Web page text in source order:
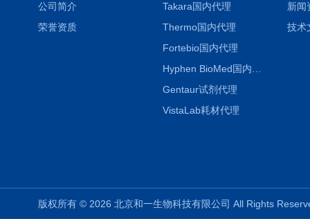
公司简介
荣誉资质
Takara国内代理
Thermo国内代理
Fortebio国内代理
Gentaur试剂代理
VistaLab耗材代理
新闻
技术
版权所有 © 2026 北京和一生物科技有限公司 All Rights